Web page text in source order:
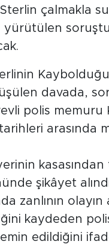
çalmakla
yürütülen
davada,
polis memuru
arasında
yerinin
şikâyet
zanlının olayın
kaydeden
edildiğini